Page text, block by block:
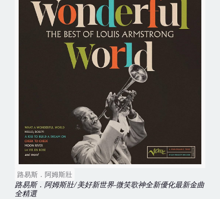
路易斯．阿姆斯壯
路易斯．阿姆斯壯/美好新世界-微笑歌神全新優化最新金曲
全精選